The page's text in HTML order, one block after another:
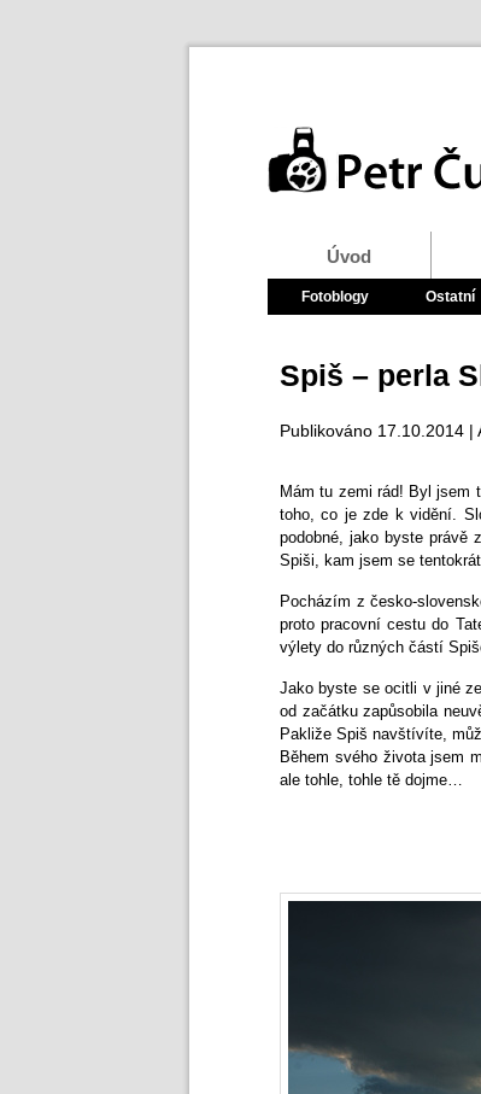
Úvod
Fotoblogy Ostatní
Spiš – perla
Publikováno 17.10.2014 |
Mám tu zemi rád! Byl jsem
toho, co je zde k vidění.
podobné, jako byste právě
Spiši, kam jsem se
Pocházím z česko-
proto pracovní cestu do
výlety do různých částí
Jako byste se ocitli v jiné
od začátku zapůsobila
Pakliže Spiš navštívíte,
Během svého života jsem
ale tohle, tohle tě dojme…